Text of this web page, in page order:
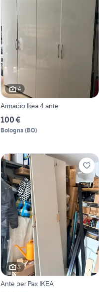
4
Armadio Ikea 4 ante
100 €
Bologna (BO)
3
Ante per Pax IKEA